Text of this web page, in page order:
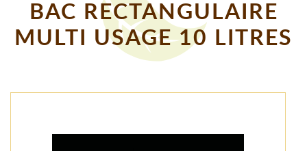
BAC RECTANGULAIRE
MULTI USAGE 10 LITRES